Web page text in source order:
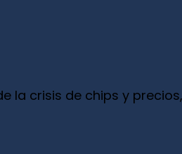
la crisis de chips y